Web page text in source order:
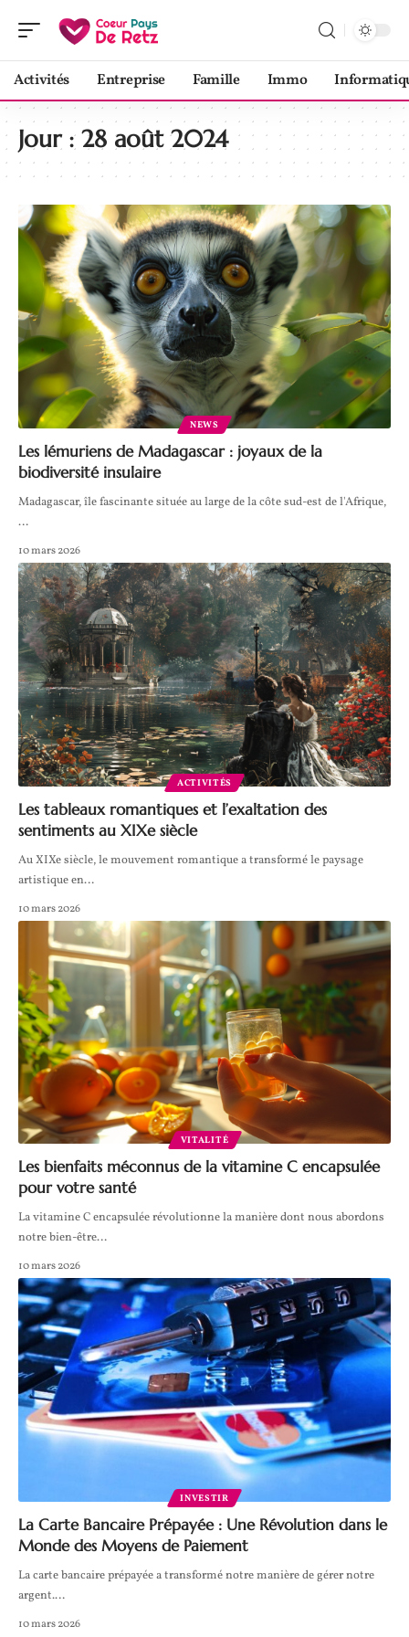
Activités Entreprise Famille Immo
Jour :28 août 2024
NEWS
Les lémuriens de Madagascar : joyaux de la
biodiversité insulaire
Madagascar, île fascinante située au large de la côte sud-est de l'Afrique,
…
10 mars 2026
ACTIVITÉS
Les tableaux romantiques et l’exaltation des
sentiments au XIXe siècle
Au XIXe siècle, le mouvement romantique a transformé le paysage
artistique en…
10 mars 2026
VITALITÉ
Les bienfaits méconnus de la vitamine C encapsulée
pour votre santé
La vitamine C encapsulée révolutionne la manière dont nous abordons
notre bien-être…
10 mars 2026
INVESTIR
La Carte Bancaire Prépayée : Une Révolution dans le
Monde des Moyens de Paiement
La carte bancaire prépayée a transformé notre manière de gérer notre
argent.…
10 mars 2026